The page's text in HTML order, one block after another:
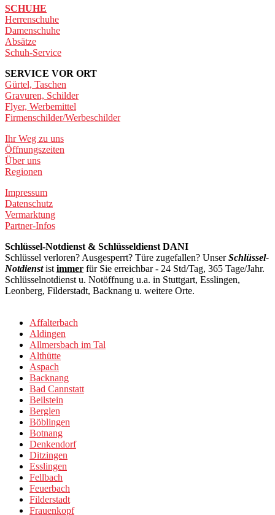
SCHUHE
Herrenschuhe
Damenschuhe
Absätze
Schuh-Service
SERVICE VOR ORT
Gürtel, Taschen
Gravuren, Schilder
Flyer, Werbemittel
Firmenschilder/Werbeschilder
Ihr Weg zu uns
Öffnungszeiten
Über uns
Regionen
Impressum
Datenschutz
Vermarktung
Partner-Infos
Schlüssel-Notdienst & Schlüsseldienst DANI
Schlüssel verloren? Ausgesperrt? Türe zugefallen? UnserSchlüssel-
Notdienstist immer für Sie erreichbar - 24 Std/Tag, 365 Tage/Jahr.
Schlüsselnotdienst u. Notöffnung u.a. in Stuttgart, Esslingen,
Leonberg, Filderstadt, Backnang u. weitere Orte.
Affalterbach
Aldingen
Allmersbach im Tal
Althütte
Aspach
Backnang
Bad Cannstatt
Beilstein
Berglen
Böblingen
Botnang
Denkendorf
Ditzingen
Esslingen
Fellbach
Feuerbach
Filderstadt
Frauenkopf